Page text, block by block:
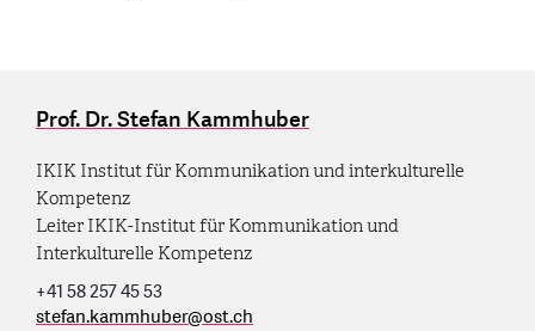
Prof. Dr. Stefan Kammhuber
IKIK Institut für Kommunikation und interkulturelle
Kompetenz
Leiter IKIK-Institut für Kommunikation und
Interkulturelle Kompetenz
+41 58 257 45 53
stefan.kammhuber@ost.ch